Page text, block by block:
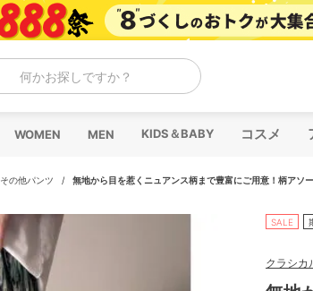
何かお探しですか？
WOMEN MEN KIDS＆BABY コスメ
その他パンツ / 無地から目を惹くニュアンス柄まで豊富にご用意！柄アソ
SALE
クラシカ